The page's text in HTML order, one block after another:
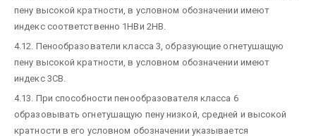
пену высокой кратности, в условном обозначении имеют
индекс соответственно 1НВи 2НВ.
4.12. Пенообразователи класса 3, образующие огнетушащую
пену высокой кратности, в условном обозначении имеют
индекс 3СВ.
4.13. При способности пенообразователя класса 6
образовывать огнетушащую пену низкой, средней и высокой
кратности в его условном обозначении указывается